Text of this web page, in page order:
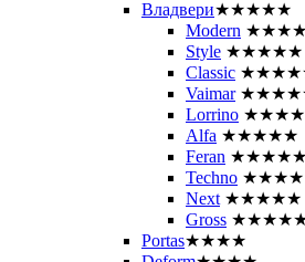
Владвери★★★★★
Modern
Style ★★★★★
Classic
Vaimar
Lorrino
Alfa ★★★★★
Feran ★★★★★
Techno
Next ★★★★★
Gross
Portas★★★★